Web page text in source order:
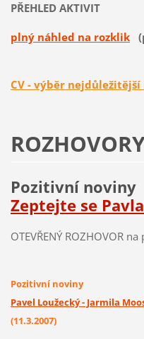
PŘEHLED AKTIVIT
plný náhled na rozklik
CV - výběr
Pozitivní noviny
Zeptejte se
OTEVŘENÝ ROZHOVOR
Pozitivní noviny
Pavel Loužecký - Jarmila
(11.3.2007)